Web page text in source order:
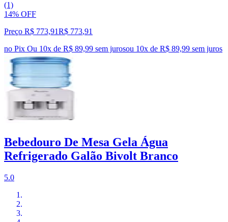
(1)
14% OFF
Preço R$ 773,91R$ 773,91
no Pix Ou 10x de R$ 89,99 sem jurosou 10x de R$ 89,99 sem juros
Bebedouro De Mesa Gela Água
Refrigerado Galão Bivolt Branco
5.0